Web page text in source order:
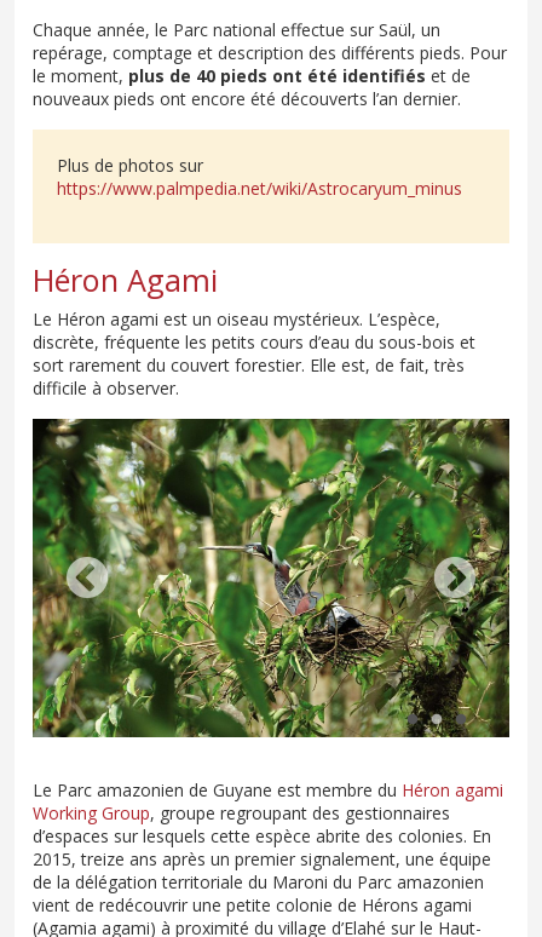
Chaque année, le Parc national effectue sur Saül, un
repérage, comptage et description des différents pieds. Pour
le moment, plus de 40 pieds ont été identifiés et de
nouveaux pieds ont encore été découverts l’an dernier.
Plus de photos sur
https://www.palmpedia.net/wiki/Astrocaryum_minus
Héron Agami
Le Héron agami est un oiseau mystérieux. L’espèce,
discrète, fréquente les petits cours d’eau du sous-bois et
sort rarement du couvert forestier. Elle est, de fait, très
difficile à observer.
Le Parc amazonien de Guyane est membre du Héron agami
Working Group, groupe regroupant des gestionnaires
d’espaces sur lesquels cette espèce abrite des colonies. En
2015, treize ans après un premier signalement, une équipe
de la délégation territoriale du Maroni du Parc amazonien
vient de redécouvrir une petite colonie de Hérons agami
(Agamia agami) à proximité du village d’Elahé sur le Haut-